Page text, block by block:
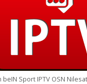
beIN Sport IPTV OSN